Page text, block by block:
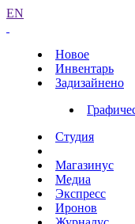
EN
Новое
Инвентарь
Задизайнено
Студия
Магазинус
Медиа
Экспресс
Иронов